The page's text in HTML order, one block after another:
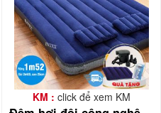
KM : click để xem KM